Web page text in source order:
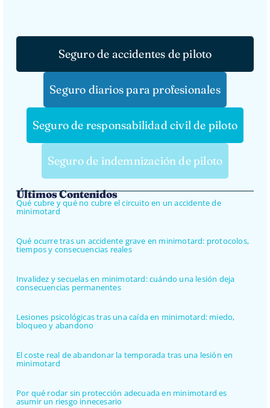
Seguro de accidentes de piloto
Seguro diarios para profesionales
Seguro de responsabilidad civil de piloto
Seguro de indemnización de piloto
Últimos Contenidos
Qué cubre y qué no cubre el circuito en un accidente de
minimotard
Qué ocurre tras un accidente grave en minimotard: protocolos,
tiempos y consecuencias reales
Invalidez y secuelas en minimotard: cuándo una lesión deja
consecuencias permanentes
Lesiones psicológicas tras una caída en minimotard: miedo,
bloqueo y abandono
El coste real de abandonar la temporada tras una lesión en
minimotard
Por qué rodar sin protección adecuada en minimotard es
asumir un riesgo innecesario